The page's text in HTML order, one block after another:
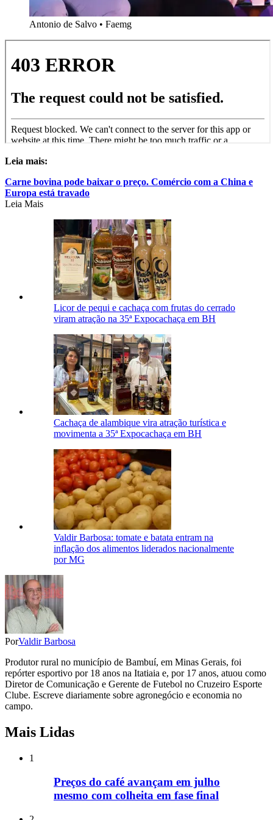
Antonio de Salvo • Faemg
Leia mais:
Carne bovina pode baixar o preço. Comércio com a China e
Europa está travado
Leia Mais
Licor de pequi e cachaça com frutas do cerrado
viram atração na 35ª Expocachaça em BH
Cachaça de alambique vira atração turística e
movimenta a 35ª Expocachaça em BH
Valdir Barbosa: tomate e batata entram na
inflação dos alimentos liderados nacionalmente
por MG
PorValdir Barbosa
Produtor rural no município de Bambuí, em Minas Gerais, foi
repórter esportivo por 18 anos na Itatiaia e, por 17 anos, atuou como
Diretor de Comunicação e Gerente de Futebol no Cruzeiro Esporte
Clube. Escreve diariamente sobre agronegócio e economia no
campo.
Mais Lidas
1
Preços do café avançam em julho
mesmo com colheita em fase final